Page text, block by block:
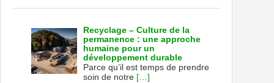
Recyclage – Culture de la
permanence : une approche
humaine pour un
développement durable
Parce qu’il est temps de prendre
soin de notre […]